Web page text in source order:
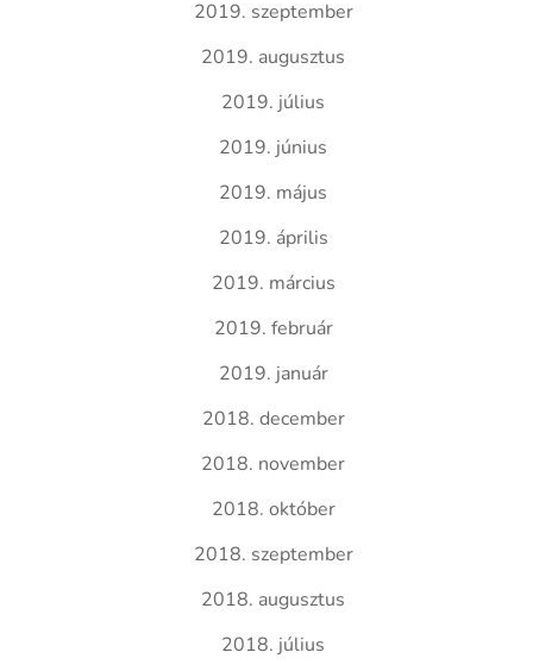
2019. szeptember
2019. augusztus
2019. július
2019. június
2019. május
2019. április
2019. március
2019. február
2019. január
2018. december
2018. november
2018. október
2018. szeptember
2018. augusztus
2018. július